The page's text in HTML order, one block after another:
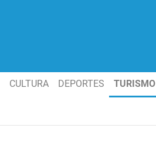
CULTURA DEPORTES TURISMO